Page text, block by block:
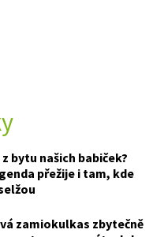
bytu našich babiček?
přežije i tam, kde
zamiokulkas zbytečně